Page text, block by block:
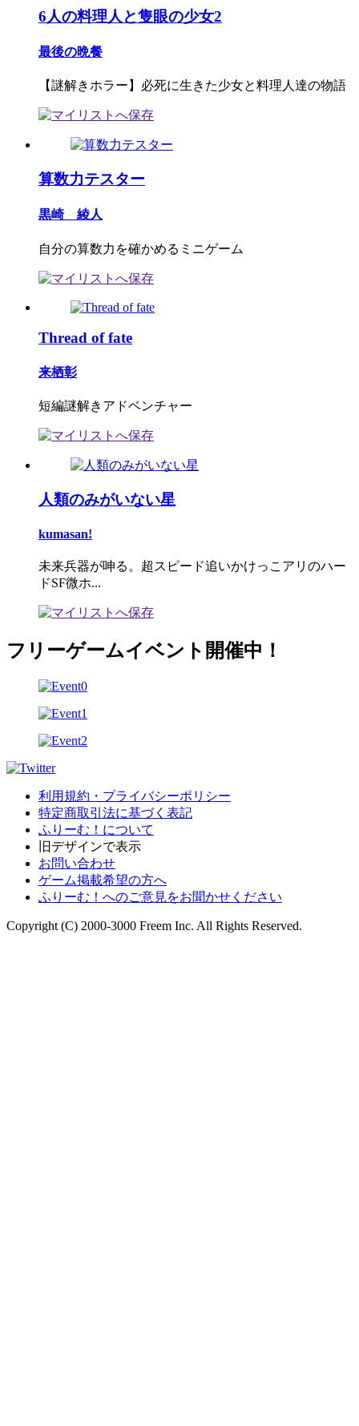
6人の料理人と隻眼の少女2
最後の晩餐
【謎解きホラー】必死に生きた少女と料理人達の物語
算数力テスター
黒崎 綾人
自分の算数力を確かめるミニゲーム
Thread of fate
来栖彰
短編謎解きアドベンチャー
人類のみがいない星
kumasan!
未来兵器が呻る。超スピード追いかけっこアリのハー
ドSF微ホ...
フリーゲームイベント開催中！
利用規約・プライバシーポリシー
特定商取引法に基づく表記
ふりーむ！について
旧デザインで表示
お問い合わせ
ゲーム掲載希望の方へ
ふりーむ！へのご意見をお聞かせください
Copyright (C) 2000-3000 Freem Inc. All Rights Reserved.